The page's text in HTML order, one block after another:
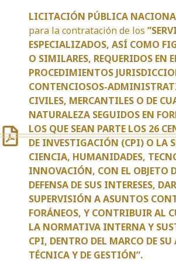
LICITACIÓN PÚBLICA
para la contratación de los
ESPECIALIZADOS, ASÍ COMO
O SIMILARES, REQUERIDOS EN
PROCEDIMIENTOS
CONTENCIOSOS-
CIVILES, MERCANTILES O DE
NATURALEZA SEGUIDOS EN
LOS QUE SEAN PARTE LOS 26
DE INVESTIGACIÓN (CPI) O LA
CIENCIA, HUMANIDADES,
INNOVACIÓN, CON EL OBJETO
DEFENSA DE SUS INTERESES,
SUPERVISIÓN A ASUNTOS
FORÁNEOS, Y CONTRIBUIR AL
LA NORMATIVA INTERNA Y
CPI, DENTRO DEL MARCO DE
TÉCNICA Y DE GESTIÓN”.